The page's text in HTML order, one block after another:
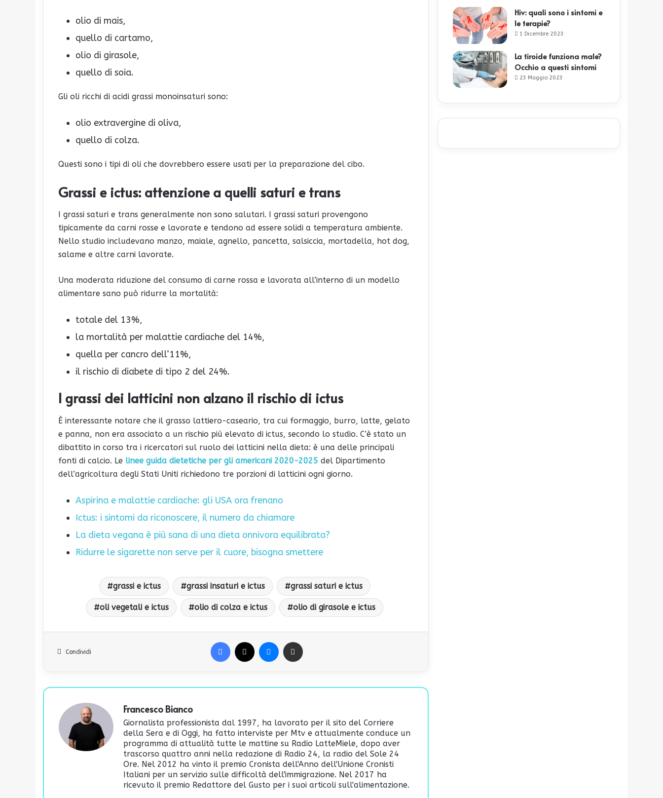
olio di mais,
quello di cartamo,
olio di girasole,
quello di soia.
Gli oli ricchi di acidi grassi monoinsaturi sono:
olio extravergine di oliva,
quello di colza.
Questi sono i tipi di oli che dovrebbero essere usati per la preparazione del cibo.
Grassi e ictus: attenzione a quelli saturi e trans
I grassi saturi e trans generalmente non sono salutari. I grassi saturi provengono
tipicamente da carni rosse e lavorate e tendono ad essere solidi a temperatura ambiente.
Nello studio includevano manzo, maiale, agnello, pancetta, salsiccia, mortadella, hot dog,
salame e altre carni lavorate.
Una moderata riduzione del consumo di carne rossa e lavorata all’interno di un modello
alimentare sano può ridurre la mortalità:
totale del 13%,
la mortalità per malattie cardiache del 14%,
quella per cancro dell’11%,
il rischio di diabete di tipo 2 del 24%.
I grassi dei latticini non alzano il rischio di ictus
È interessante notare che il grasso lattiero-caseario, tra cui formaggio, burro, latte, gelato
e panna, non era associato a un rischio più elevato di ictus, secondo lo studio. C’è stato un
dibattito in corso tra i ricercatori sul ruolo dei latticini nella dieta: è una delle principali
fonti di calcio. Le linee guida dietetiche per gli americani 2020-2025 del Dipartimento
dell’agricoltura degli Stati Uniti richiedono tre porzioni di latticini ogni giorno.
Aspirina e malattie cardiache: gli USA ora frenano
Ictus: i sintomi da riconoscere, il numero da chiamare
La dieta vegana è più sana di una dieta onnivora equilibrata?
Ridurre le sigarette non serve per il cuore, bisogna smettere
grassi e ictus grassi insaturi e ictus grassi saturi e ictus
oli vegetali e ictus olio di colza e ictus olio di girasole e ictus
Condividi
Francesco Bianco
Giornalista professionista dal 1997, ha lavorato per il sito del Corriere
della Sera e di Oggi, ha fatto interviste per Mtv e attualmente conduce un
programma di attualità tutte le mattine su Radio LatteMiele, dopo aver
trascorso quattro anni nella redazione di Radio 24, la radio del Sole 24
Ore. Nel 2012 ha vinto il premio Cronista dell'Anno dell'Unione Cronisti
Italiani per un servizio sulle difficoltà dell'immigrazione. Nel 2017 ha
ricevuto il premio Redattore del Gusto per i suoi articoli sull'alimentazione.
Hiv: quali sono i sintomi e
le terapie?
1 Dicembre 2023
La tiroide funziona male?
Occhio a questi sintomi
23 Maggio 2023